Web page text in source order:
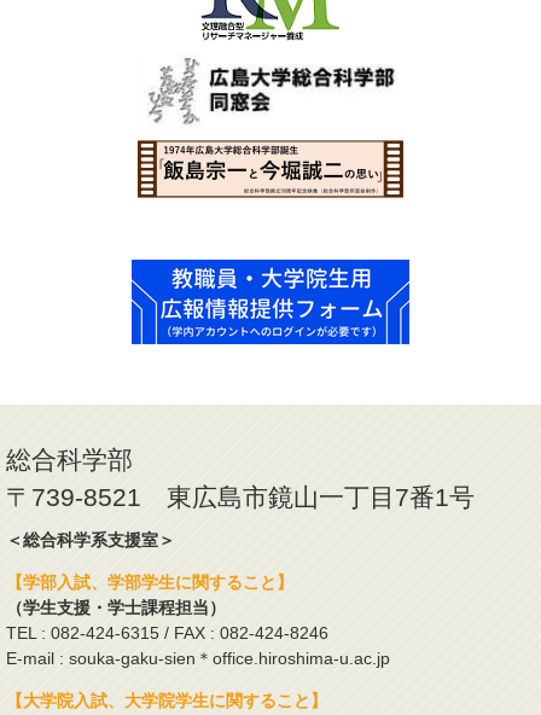
総合科学部
〒739-8521 東広島市鏡山一丁目7番1号
＜総合科学系支援室＞
【学部入試、学部学生に関すること】
（学生支援・学士課程担当）
TEL : 082-424-6315 / FAX : 082-424-8246
E-mail : souka-gaku-sien＊office.hiroshima-u.ac.jp
【大学院入試、大学院学生に関すること】